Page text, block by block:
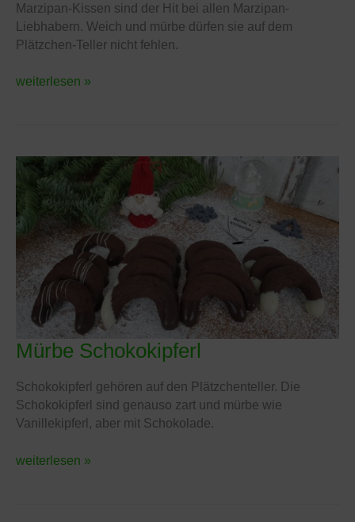
Marzipan-Kissen sind der Hit bei allen Marzipan-
Liebhabern. Weich und mürbe dürfen sie auf dem
Plätzchen-Teller nicht fehlen.
weiterlesen »
Mürbe Schokokipferl
Schokokipferl gehören auf den Plätzchenteller. Die
Schokokipferl sind genauso zart und mürbe wie
Vanillekipferl, aber mit Schokolade.
Mürbe
weiterlesen »